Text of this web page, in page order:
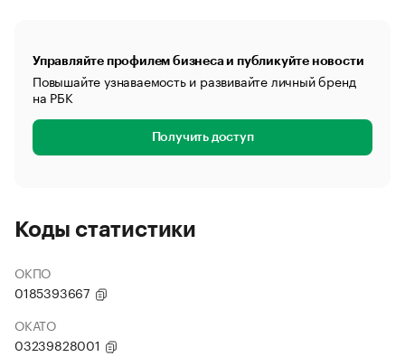
Управляйте профилем бизнеса и публикуйте новости
Повышайте узнаваемость и развивайте личный бренд
на РБК
Получить доступ
Коды статистики
ОКПО
0185393667
ОКАТО
03239828001